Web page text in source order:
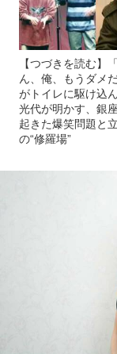
【つづきを読む】
ん、俺、もうダメ
がトイレに駆け込
光代が明かす、銀
起きた爆笑問題と
の“修羅場”